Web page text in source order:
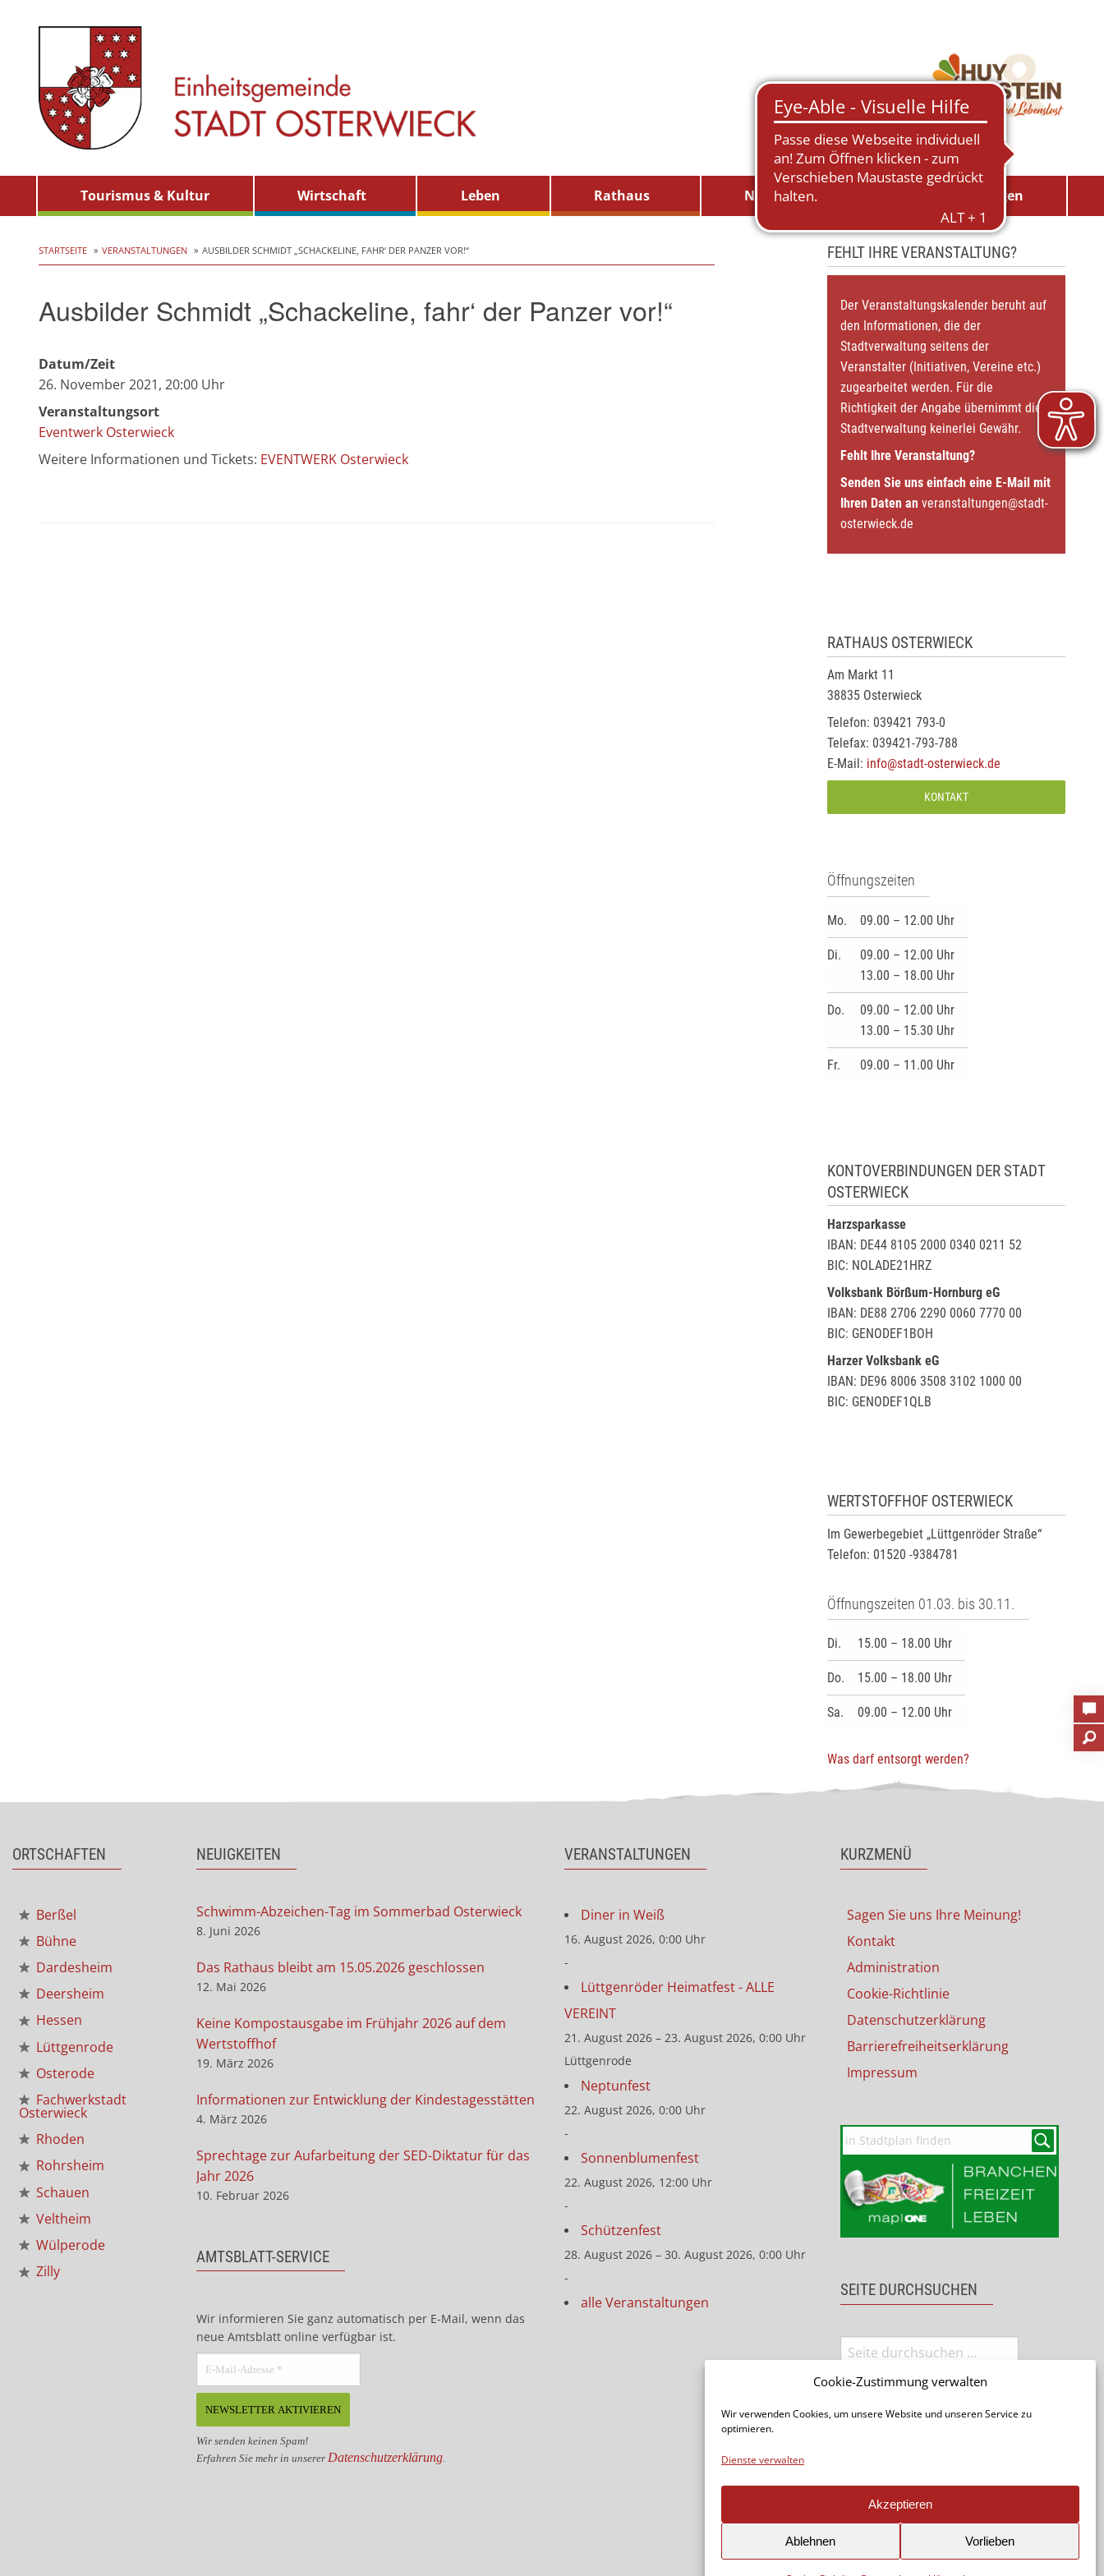
Cookie-Zustimmung verwalten
Wir verwenden Cookies, um unsere Website und unseren Service zu
optimieren.
Dienste verwalten
Akzeptieren
Ablehnen Vorlieben
Tourismus & Kultur Wirtschaft Leben Rathaus Neuigkeiten Veranstaltungen
STARTSEITE VERANSTALTUNGEN AUSBILDER SCHMIDT „SCHACKELINE, FAHR‘ DER PANZER VOR!“
Ausbilder Schmidt „Schackeline, fahr‘ der Panzer vor!“
Datum/Zeit
26. November 2021, 20:00 Uhr
Veranstaltungsort
Eventwerk Osterwieck
Weitere Informationen und Tickets: EVENTWERK Osterwieck
FEHLT IHRE VERANSTALTUNG?
Der Veranstaltungskalender beruht auf
den Informationen, die der
Stadtverwaltung seitens der
Veranstalter (Initiativen, Vereine etc.)
zugearbeitet werden. Für die
Richtigkeit der Angabe übernimmt die
Stadtverwaltung keinerlei Gewähr.
Fehlt Ihre Veranstaltung?
Senden Sie uns einfach eine E-Mail mit
Ihren Daten an veranstaltungen@stadt-
osterwieck.de
RATHAUS OSTERWIECK
Am Markt 11
38835 Osterwieck
Telefon: 039421 793-0
Telefax: 039421-793-788
E-Mail: info@stadt-osterwieck.de
KONTAKT
Öffnungszeiten
Mo. 09.00 – 12.00 Uhr
Di.
09.00 – 12.00 Uhr
13.00 – 18.00 Uhr
Do.
09.00 – 12.00 Uhr
13.00 – 15.30 Uhr
Fr. 09.00 – 11.00 Uhr
KONTOVERBINDUNGEN DER STADT
OSTERWIECK
Harzsparkasse
IBAN: DE44 8105 2000 0340 0211 52
BIC: NOLADE21HRZ
Volksbank Börßum-Hornburg eG
IBAN: DE88 2706 2290 0060 7770 00
BIC: GENODEF1BOH
Harzer Volksbank eG
IBAN: DE96 8006 3508 3102 1000 00
BIC: GENODEF1QLB
WERTSTOFFHOF OSTERWIECK
Im Gewerbegebiet „Lüttgenröder Straße“
Telefon: 01520 -9384781
Öffnungszeiten 01.03. bis 30.11.
Di. 15.00 – 18.00 Uhr
Do. 15.00 – 18.00 Uhr
Sa. 09.00 – 12.00 Uhr
Was darf entsorgt werden?
ORTSCHAFTEN
Berßel
Bühne
Dardesheim
Deersheim
Hessen
Lüttgenrode
Osterode
Fachwerkstadt
Osterwieck
Rhoden
Rohrsheim
Schauen
Veltheim
Wülperode
Zilly
NEUIGKEITEN
Schwimm-Abzeichen-Tag im Sommerbad Osterwieck
8. Juni 2026
Das Rathaus bleibt am 15.05.2026 geschlossen
12. Mai 2026
Keine Kompostausgabe im Frühjahr 2026 auf dem
Wertstoffhof
19. März 2026
Informationen zur Entwicklung der Kindestagesstätten
4. März 2026
Sprechtage zur Aufarbeitung der SED-Diktatur für das
Jahr 2026
10. Februar 2026
AMTSBLATT-SERVICE
Wir informieren Sie ganz automatisch per E-Mail, wenn das
neue Amtsblatt online verfügbar ist.
Wir senden keinen Spam!
Erfahren Sie mehr in unserer Datenschutzerklärung
VERANSTALTUNGEN
Diner in Weiß
16. August 2026, 0:00 Uhr
-
Lüttgenröder Heimatfest - ALLE
VEREINT
21. August 2026 – 23. August 2026, 0:00 Uhr
Lüttgenrode
Neptunfest
22. August 2026, 0:00 Uhr
-
Sonnenblumenfest
22. August 2026, 12:00 Uhr
-
Schützenfest
28. August 2026 – 30. August 2026, 0:00 Uhr
-
alle Veranstaltungen
KURZMENÜ
Sagen Sie uns Ihre Meinung!
Kontakt
Administration
Cookie-Richtlinie
Datenschutzerklärung
Barrierefreiheitserklärung
Impressum
SEITE DURCHSUCHEN
Seite teilen: